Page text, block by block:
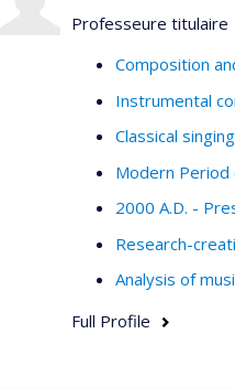
Professeure titulaire
Composition
Instrumental
Classical singing
Modern
2000 A.D. -
Research-
Analysis of
Full Profile